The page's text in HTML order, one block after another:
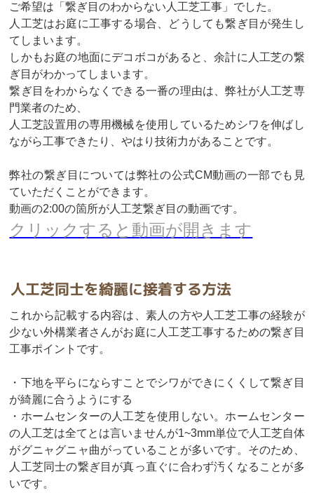
ご希望は「繋ぎ目のわからない人工芝工事」でした。
人工芝はお庭に工事する場合、どうしても繋ぎ目が発生し
てしまいます。
しかもお庭の地面にデコボコがあると、余計に人工芝の繋
ぎ目がわかってしまいます。
繋ぎ目をわからなくできる一番の理由は、弊社が人工芝専
門業者のため、
人工芝設置用の専用機械を使用しているためシワを伸ばし
ながら工事できたり、やはり技術力があることです。
弊社の繋ぎ目については弊社の公式CM動画の一部でも見
ていただくことができます。
動画の2:00の箇所が人工芝繋ぎ目の動画です。
クリックすると動画が開きます
人工芝同士を綺麗に接着する方法
これから記載する内容は、素人の方や人工芝工事の経験が
少ない外構業者さんがお庭に人工芝工事するための繋ぎ目
工事ポイントです。
・下地を平らにならすことでシワができにくくして繋ぎ目
が綺麗に合うようにする
・ホームセンターの人工芝を使用しない。ホームセンター
の人工芝は全てとは言いませんが1~3mm単位で人工芝自体
がグニャグニャ曲がっていることが多いです。そのため、
人工芝同士の繋ぎ目が真っ直ぐに合わず汚くなることが多
いです。